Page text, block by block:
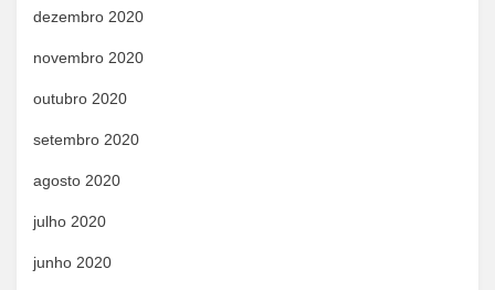
dezembro 2020
novembro 2020
outubro 2020
setembro 2020
agosto 2020
julho 2020
junho 2020